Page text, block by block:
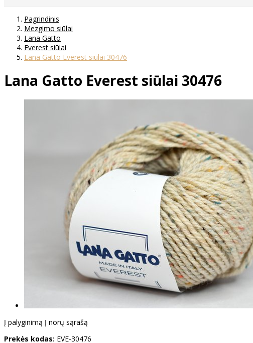
Pagrindinis
Mezgimo siūlai
Lana Gatto
Everest siūlai
Lana Gatto Everest siūlai 30476
Lana Gatto Everest siūlai 30476
Į palyginimą Į norų sąrašą
Prekės kodas: EVE-30476